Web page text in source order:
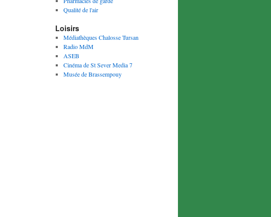
Qualité de l'air
Loisirs
Médiathèques Chalosse Tursan
Radio MdM
ASEB
Cinéma de St Sever Media 7
Musée de Brassempouy